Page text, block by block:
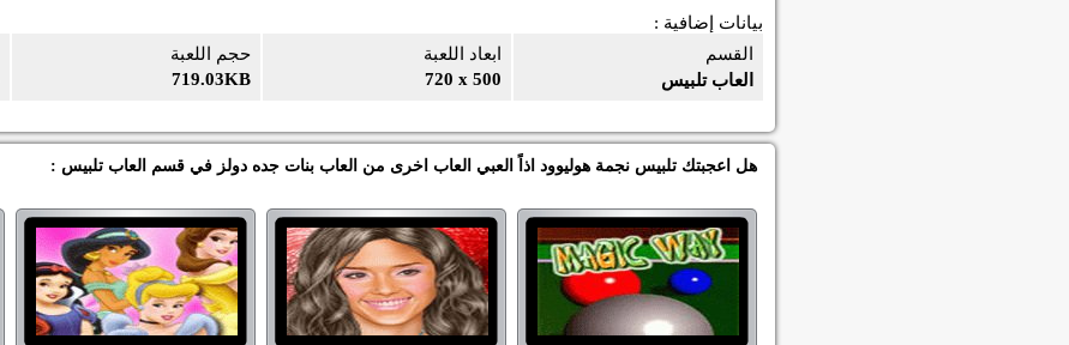
بيانات إضافية :
حجم اللعبة
719.03KB
ابعاد اللعبة
720 x 500
القسم
العاب تلبيس
هل اعجبتك تلبيس نجمة هوليوود اذاً العبي العاب اخرى من العاب بنات جده دولز في قسم العاب تلبيس :